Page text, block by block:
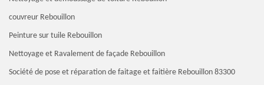
couvreur Rebouillon
Peinture sur tuile Rebouillon
Nettoyage et Ravalement de façade Rebouillon
Société de pose et réparation de faitage et faitière Rebouillon 83300